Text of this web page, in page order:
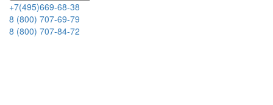
+7(495)669-68-38
8 (800) 707-69-79
8 (800) 707-84-72